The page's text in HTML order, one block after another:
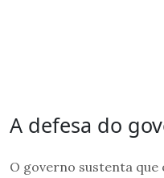
A defesa do
O governo sustenta que